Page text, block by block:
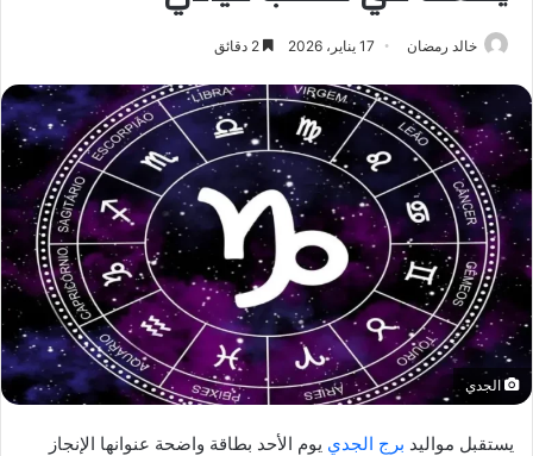
خالد رمضان 17 يناير، 2026
الجدي
يستقبل مواليد برج الجدي يوم الأحد بطاقة واضحة عنوانها الإنجاز